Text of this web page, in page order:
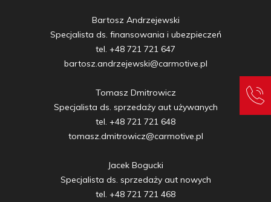
Bartosz Andrzejewski
Specjalista ds. finansowania i ubezpieczeń
tel. +48 721 721 647
bartosz.andrzejewski@carmotive.pl
Tomasz Dmitrowicz
Specjalista ds. sprzedaży aut używanych
tel. +48 721 721 648
tomasz.dmitrowicz@carmotive.pl
Jacek Bogucki
Specjalista ds. sprzedaży aut nowych
tel. +48 721 721 468